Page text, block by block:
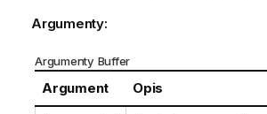
Argumenty:
Argumenty Buffer
Argument Opis